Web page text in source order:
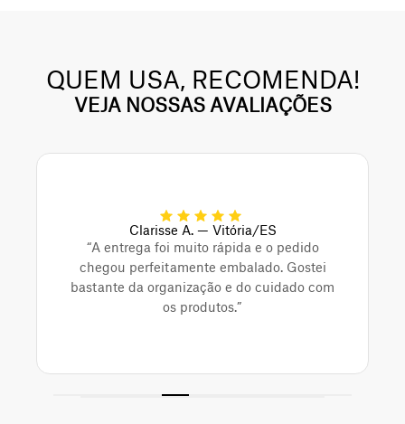
QUEM USA, RECOMENDA!
VEJA NOSSAS AVALIAÇÕES
Clarisse A. — Vitória/ES
“A entrega foi muito rápida e o pedido
chegou perfeitamente embalado. Gostei
bastante da organização e do cuidado com
os produtos.”